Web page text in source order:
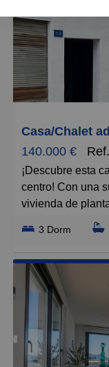
Caros
Pequeños
Grandes
Casa/Chalet
140.000 €
¡Descubre esta casa independiente en venta en pleno
centro! Con una
vivienda de
comodidad y
habitaciones
a tus
sala de juegos.
El amplio salón
momentos en
cocina
libertad.
3 Dorm